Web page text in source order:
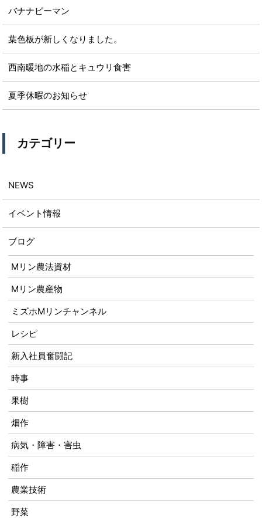
バナナピーマン
葉色板が新しくなりました。
西南暖地の水稲とキュウリ食害
夏季休暇のお知らせ
カテゴリー
NEWS
イベント情報
ブログ
Mリン農法資材
Mリン農産物
ミズホMリンチャンネル
レシピ
新入社員奮闘記
時事
果樹
畑作
病気・障害・害虫
稲作
農業技術
野菜